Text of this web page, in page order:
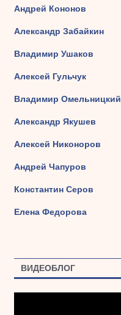
Андрей Кононов
Александр Забайкин
Владимир Ушаков
Алексей Гульчук
Владимир Омельницкий
Александр Якушев
Алексей Никоноров
Андрей Чапуров
Константин Серов
Елена Федорова
ВИДЕОБЛОГ